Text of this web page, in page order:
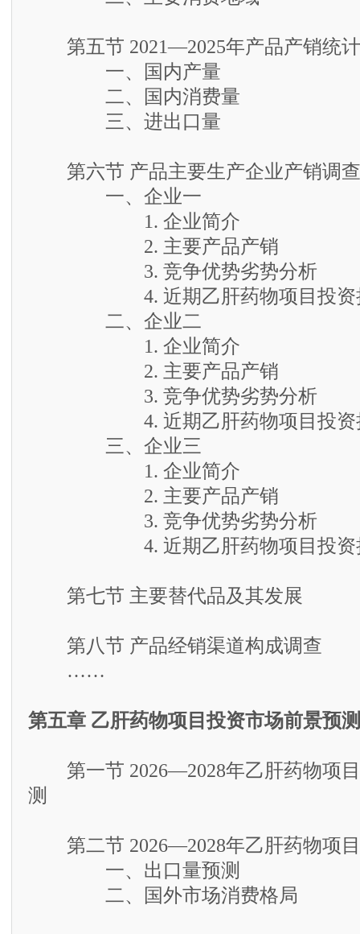
第五节 2021—2025年产品产销统计
一、国内产量
二、国内消费量
三、进出口量
第六节 产品主要生产企业产销调查
一、企业一
1. 企业简介
2. 主要产品产销
3. 竞争优势劣势分析
4. 近期乙肝药物项目投资扩
二、企业二
1. 企业简介
2. 主要产品产销
3. 竞争优势劣势分析
4. 近期乙肝药物项目投资扩
三、企业三
1. 企业简介
2. 主要产品产销
3. 竞争优势劣势分析
4. 近期乙肝药物项目投资扩
第七节 主要替代品及其发展
第八节 产品经销渠道构成调查
……
第五章 乙肝药物项目投资市场前景预测
第一节 2026—2028年乙肝药物项目
测
第二节 2026—2028年乙肝药物项目
一、出口量预测
二、国外市场消费格局